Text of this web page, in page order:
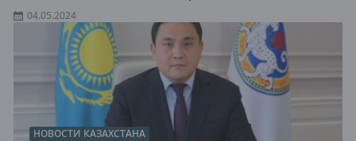
04.05.2024
НОВОСТИ КАЗАХСТАНА